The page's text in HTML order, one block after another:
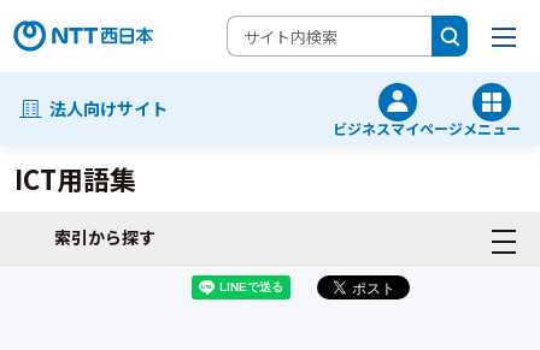
法人向けサイト
ビジネスマイページメニュー
ICT用語集
索引から探す